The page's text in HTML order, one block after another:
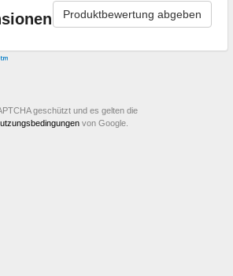
Produktbewertung abgeben
geschützt und es gelten die
von Google.